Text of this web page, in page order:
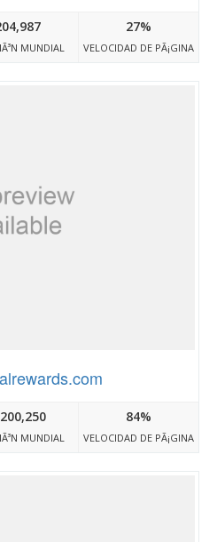
MUNDIAL
27%
VELOCIDAD DE PÃ¡GINA
MUNDIAL
84%
VELOCIDAD DE PÃ¡GINA